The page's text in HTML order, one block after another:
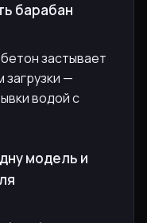
барабан
застывает
загрузки —
водой с
модель и